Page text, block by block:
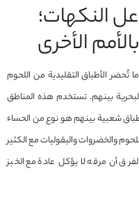
النكهات؛
الأخرى
تُحضر الأطباق التقليدية من اللحوم
البحرية بينهم. تستخدم هذه المناطق
شعبية بينهم هو نوع من الحساء
والخضروات والبقوليات مع الكثير
أن مرقه لا يؤكل عادة مع الخبز